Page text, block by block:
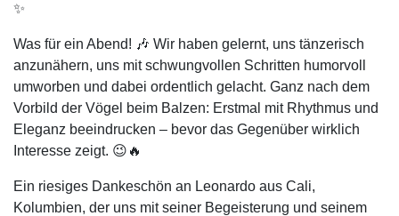
✨
Was für ein Abend! 🎶 Wir haben gelernt, uns tänzerisch
anzunähern, uns mit schwungvollen Schritten humorvoll
umworben und dabei ordentlich gelacht. Ganz nach dem
Vorbild der Vögel beim Balzen: Erstmal mit Rhythmus und
Eleganz beeindrucken – bevor das Gegenüber wirklich
Interesse zeigt. 😉🔥
Ein riesiges Dankeschön an Leonardo aus Cali,
Kolumbien, der uns mit seiner Begeisterung und seinem